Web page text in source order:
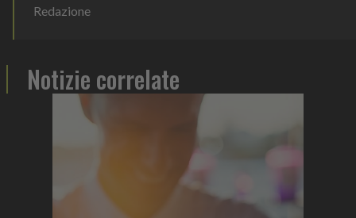
Redazione
Notizie correlate